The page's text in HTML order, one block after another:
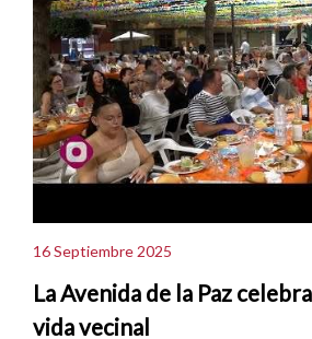
16 Septiembre 2025
La Avenida de la Paz
vida vecinal